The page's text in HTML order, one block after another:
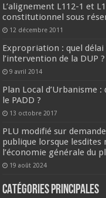
L’alignement L112-1 et
constitutionnel sous
12 décembre 2011
Expropriation : quel
l’intervention de la DUP ?
9 avril 2014
Plan Local d’Urbanisme
le PADD ?
13 octobre 2017
PLU modifié sur
publique lorsque
l’économie générale du
19 août 2024
CATÉGORIES PRINCIPALES